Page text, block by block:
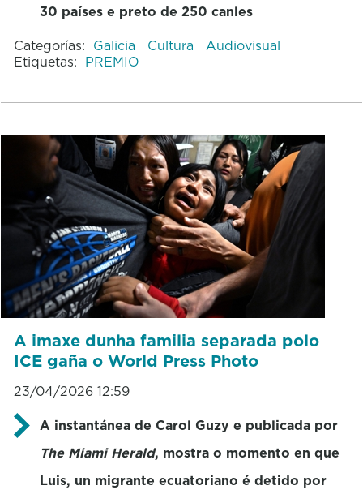
30 países e preto de 250 canles
Categorías: Galicia Cultura
Audiovisual
Etiquetas: PREMIO
A imaxe dunha familia separada polo
ICE gaña o World Press Photo
23/04/2026 12:59
A instantánea de Carol Guzy e publicada por
The Miami Herald, mostra o momento en que
Luis, un migrante ecuatoriano é detido por